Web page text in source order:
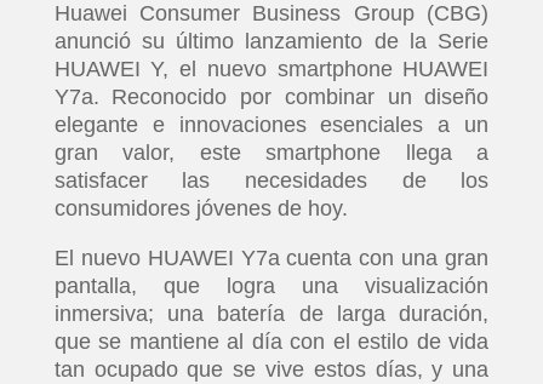
Huawei Consumer Business Group (CBG)
anunció su último lanzamiento de la Serie
HUAWEI Y, el nuevo smartphone HUAWEI
Y7a. Reconocido por combinar un diseño
elegante e innovaciones esenciales a un
gran valor, este smartphone llega a
satisfacer las necesidades de los
consumidores jóvenes de hoy.
El nuevo HUAWEI Y7a cuenta con una gran
pantalla, que logra una visualización
inmersiva; una batería de larga duración,
que se mantiene al día con el estilo de vida
tan ocupado que se vive estos días, y una